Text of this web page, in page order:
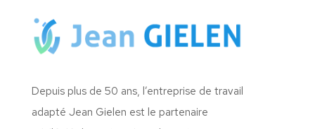
Depuis plus de 50 ans, l’entreprise de travail
adapté Jean Gielen est le partenaire